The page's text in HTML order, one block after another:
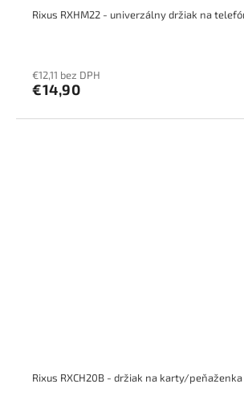
Rixus RXHM22 - univerzálny držiak na
€12,11 bez DPH
€14,90
Rixus RXCH20B - držiak na karty/